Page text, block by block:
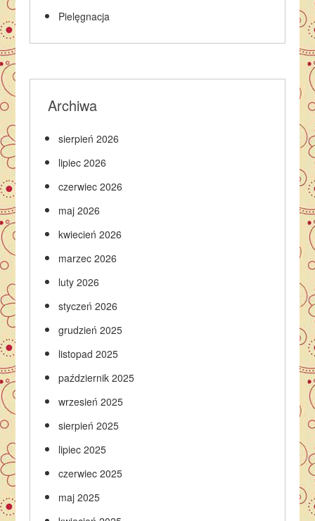
Pielęgnacja
Archiwa
sierpień 2026
lipiec 2026
czerwiec 2026
maj 2026
kwiecień 2026
marzec 2026
luty 2026
styczeń 2026
grudzień 2025
listopad 2025
październik 2025
wrzesień 2025
sierpień 2025
lipiec 2025
czerwiec 2025
maj 2025